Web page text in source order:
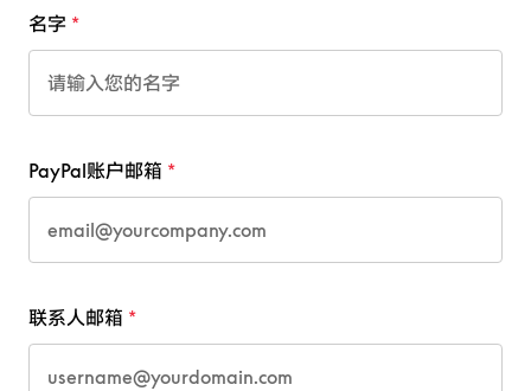
名字
PayPal账户邮箱
联系人邮箱